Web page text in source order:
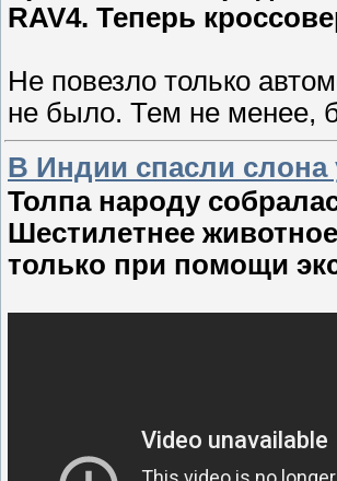
RAV4. Теперь
Не повезло только
не было. Тем не менее,
В Индии спасли
Толпа народу
Шестилетнее
только при помощи